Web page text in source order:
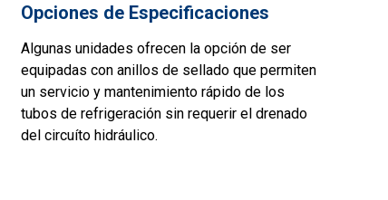
Opciones de Especificaciones
Algunas unidades ofrecen la opción de ser
equipadas con anillos de sellado que permiten
un servicio y mantenimiento rápido de los
tubos de refrigeración sin requerir el drenado
del circuíto hidráulico.